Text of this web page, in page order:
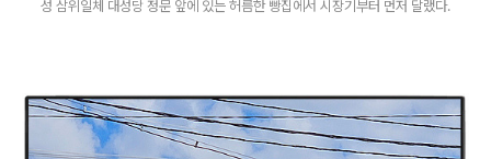
성 삼위일체 대성당 정문 앞에 있는 허름한 빵집에서 시장기부터 먼저 달랬다.